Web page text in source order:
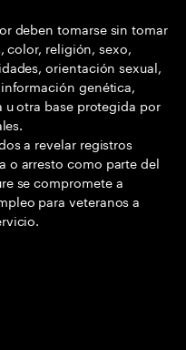
deben tomarse sin tomar
color, religión, sexo,
orientación sexual,
genética,
otra base protegida por
a revelar registros
o arresto como parte del
se compromete a
para veteranos a